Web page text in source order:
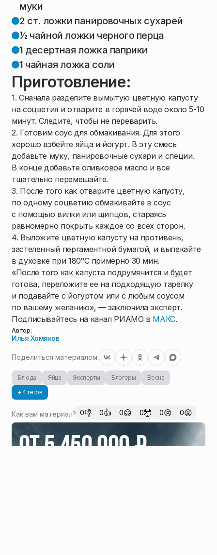
муки
2 ст. ложки панировочных сухарей
½ чайной ложки черного перца
1 десертная ложка паприки
1 чайная ложка соли
Приготовление:
1. Сначала разделите вымытую цветную капусту
на соцветия и отварите в горячей воде около 5-10
минут. Следите, чтобы не переварить.
2. Готовим соус для обмакивания. Для этого
хорошо взбейте яйца и йогурт. В эту смесь
добавьте муку, панировочные сухари и специи.
В конце добавьте оливковое масло и все
тщательно перемешайте.
3. После того как отварите цветную капусту,
по одному соцветию обмакивайте в соус
с помощью вилки или щипцов, стараясь
равномерно покрыть каждое со всех сторон.
4. Выложите цветную капусту на противень,
застеленный пергаментной бумагой, и выпекайте
в духовке при 180°С примерно 30 мин.
«После того как капуста подрумянится и будет
готова, переложите ее на подходящую тарелку
и подавайте с йогуртом или с любым соусом
по вашему желанию», — заключила эксперт.
Подписывайтесь на канал РИАМО в МАКС.
Автор:
Илья Хомяков
Поделиться материалом:
Блюда Яйца Эксперты Блогеры
Весна
+ 4 тегов
Как вам материал? 0👎 0👍 0😄 0🤯 0😢 0😡